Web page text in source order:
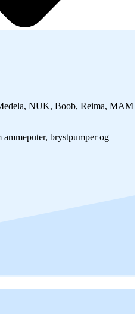
NUK, Boob, Reima, MAM
brystpumper og